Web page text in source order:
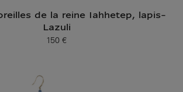
de la reine Iahhetep, lapis-
Lazuli
Prix ​​actuel
150 €